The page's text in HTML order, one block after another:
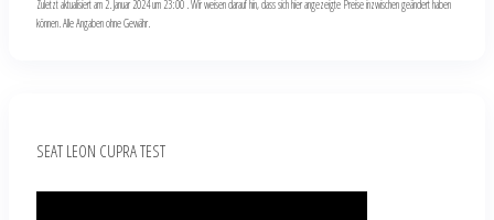
Zuletzt aktualisiert am 2. Januar 2024 um 23:00 . Wir weisen darauf hin, dass sich hier angezeigte Preise inzwischen geändert haben
können. Alle Angaben ohne Gewähr.
SEAT LEON CUPRA TEST